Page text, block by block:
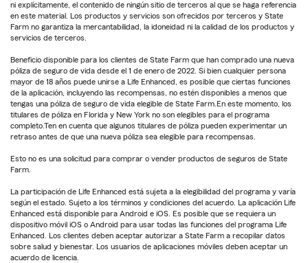
ni explícitamente, el contenido de ningún sitio de terceros al que se haga referencia
en este material. Los productos y servicios son ofrecidos por terceros y State
Farm no garantiza la mercantabilidad, la idoneidad ni la calidad de los productos y
servicios de terceros.
Beneficio disponible para los clientes de State Farm que han comprado una nueva
póliza de seguro de vida desde el 1 de enero de 2022. Si bien cualquier persona
mayor de 18 años puede unirse a Life Enhanced, es posible que ciertas funciones
de la aplicación, incluyendo las recompensas, no estén disponibles a menos que
tengas una póliza de seguro de vida elegible de State Farm.En este momento, los
titulares de póliza en Florida y New York no son elegibles para el programa
completo.Ten en cuenta que algunos titulares de póliza pueden experimentar un
retraso antes de que una nueva póliza sea elegible para recompensas.
Esto no es una solicitud para comprar o vender productos de seguros de State
Farm.
La participación de Life Enhanced está sujeta a la elegibilidad del programa y varía
según el estado. Sujeto a los términos y condiciones del acuerdo. La aplicación Life
Enhanced está disponible para Android e iOS. Es posible que se requiera un
dispositivo móvil iOS o Android para usar todas las funciones del programa Life
Enhanced. Los clientes deben aceptar autorizar a State Farm a recopilar datos
sobre salud y bienestar. Los usuarios de aplicaciones móviles deben aceptar un
acuerdo de licencia.